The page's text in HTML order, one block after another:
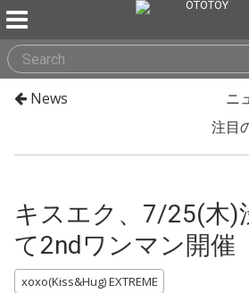
News
ニ
注目
キスエク、7/25(木)
て2ndワンマン開催
xoxo(Kiss&Hug) EXTREME